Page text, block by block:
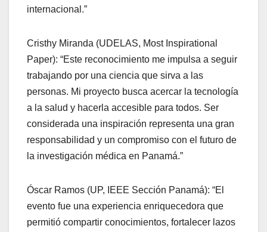
internacional.”
Cristhy Miranda (UDELAS, Most Inspirational
Paper): “Este reconocimiento me impulsa a seguir
trabajando por una ciencia que sirva a las
personas. Mi proyecto busca acercar la tecnología
a la salud y hacerla accesible para todos. Ser
considerada una inspiración representa una gran
responsabilidad y un compromiso con el futuro de
la investigación médica en Panamá.”
Óscar Ramos (UP, IEEE Sección Panamá): “El
evento fue una experiencia enriquecedora que
permitió compartir conocimientos, fortalecer lazos